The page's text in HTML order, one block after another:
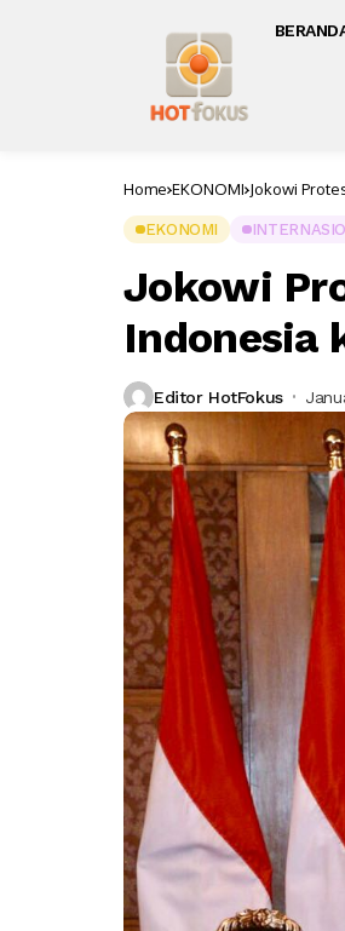
Home EKONOMI Jokowi
EKONOMI
Jokowi
Indonesia
Editor HotFokus